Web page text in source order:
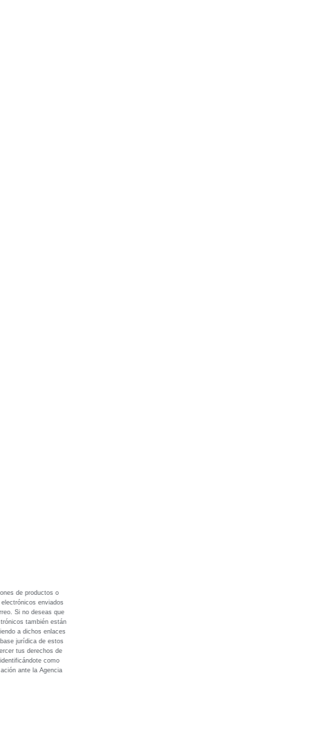
de productos o
enviados
Si no deseas que
también están
a dichos enlaces
jurídica de estos
tus derechos de
como
ante la Agencia